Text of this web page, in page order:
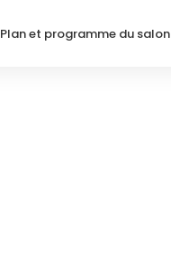
Plan et programme du salon